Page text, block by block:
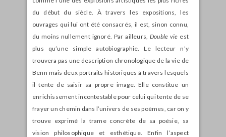
du début du siècle. À travers les expositions, les
ouvrages qui lui ont été consacrés, il est, sinon connu,
du moins nullement ignoré. Par ailleurs, Double vie est
plus qu’une simple autobiographie. Le lecteur n’y
trouvera pas une description chronologique de la vie de
Benn mais deux portraits historiques à travers lesquels
il tente de saisir sa propre image. Elle constitue un
enrichissement incontestable pour celui qui tente de se
frayer un chemin dans l’univers de ses poèmes, car on y
trouve exprimé la trame concrète de sa poésie, sa
vision philosophique et esthétique. Enfin l’aspect